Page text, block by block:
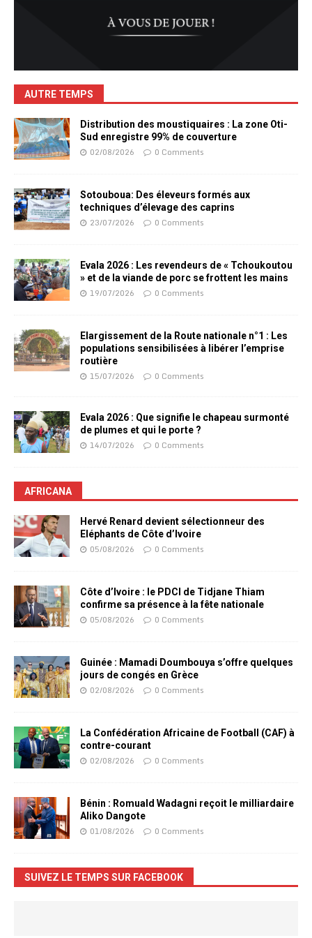
AUTRE TEMPS
Distribution des moustiquaires : La zone Oti-
Sud enregistre 99% de couverture
02/08/2026 0 Comments
Sotouboua: Des éleveurs formés aux
techniques d’élevage des caprins
23/07/2026 0 Comments
Evala 2026 : Les revendeurs de « Tchoukoutou
» et de la viande de porc se frottent les mains
19/07/2026 0 Comments
Elargissement de la Route nationale n°1 : Les
populations sensibilisées à libérer l’emprise
routière
15/07/2026 0 Comments
Evala 2026 : Que signifie le chapeau surmonté
de plumes et qui le porte ?
14/07/2026 0 Comments
AFRICANA
Hervé Renard devient sélectionneur des
Eléphants de Côte d’Ivoire
05/08/2026 0 Comments
Côte d’Ivoire : le PDCI de Tidjane Thiam
confirme sa présence à la fête nationale
05/08/2026 0 Comments
Guinée : Mamadi Doumbouya s’offre quelques
jours de congés en Grèce
02/08/2026 0 Comments
La Confédération Africaine de Football (CAF) à
contre-courant
02/08/2026 0 Comments
Bénin : Romuald Wadagni reçoit le milliardaire
Aliko Dangote
01/08/2026 0 Comments
SUIVEZ LE TEMPS SUR FACEBOOK